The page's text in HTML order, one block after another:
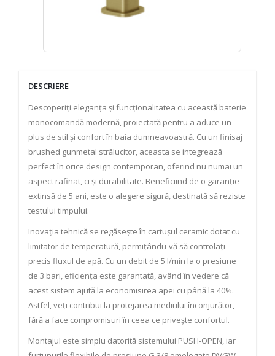
DESCRIERE
Descoperiți eleganța și funcționalitatea cu această baterie
monocomandă modernă, proiectată pentru a aduce un
plus de stil și confort în baia dumneavoastră. Cu un finisaj
brushed gunmetal strălucitor, aceasta se integrează
perfect în orice design contemporan, oferind nu numai un
aspect rafinat, ci și durabilitate. Beneficiind de o garanție
extinsă de 5 ani, este o alegere sigură, destinată să reziste
testului timpului.
Inovația tehnică se regăsește în cartușul ceramic dotat cu
limitator de temperatură, permițându-vă să controlați
precis fluxul de apă. Cu un debit de 5 l/min la o presiune
de 3 bari, eficiența este garantată, având în vedere că
acest sistem ajută la economisirea apei cu până la 40%.
Astfel, veți contribui la protejarea mediului înconjurător,
fără a face compromisuri în ceea ce privește confortul.
Montajul este simplu datorită sistemului PUSH-OPEN, iar